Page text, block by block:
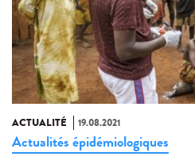
ACTUALITÉ 19.08.2021
Actualités épidémiologiques